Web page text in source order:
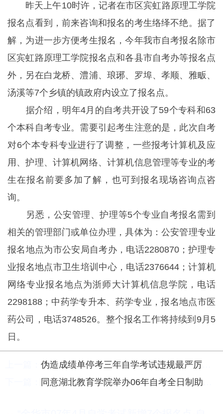
昨天上午10时许，记者在市区宾虹路原理工学院
报名点看到，前来咨询和报名的考生络绎不绝。据了
解，为进一步方便考生报名，今年我市自考报名除市
区宾虹路原理工学院报名点和各县市自考办等报名点
外，另在白龙桥、澧浦、琅琊、罗埠、孝顺、雅畈、
汤溪等7个乡镇的镇政府内设立了报名点。
据介绍，明年4月的自考共开设了59个专科和63
个本科自考专业。需要引起考生注意的是，此次自考
对6个本专科专业进行了调整，一些报考计算机及应
用、护理、计算机网络、计算机信息管理等专业的考
生在报名前要多加了解，也可到报名现场咨询点咨
询。
另悉，公安管理、护理等5个专业自考报名需到
相关的管理部门或单位办理，具体为：公安管理专业
报名地点为市公安局自考办，电话2280870；护理专
业报名地点市卫生培训中心，电话2376644；计算机
网络专业报名地点为浙师大计算机信息学院，电话
2298188；中药学专升本、药学专业，报名地点市医
药公司，电话3748526。整个报名工作将持续到9月5
日。
伪造成绩单停考三年自学考试违规最严厉处罚-自考
同意湖北教育学院举办06年自考全日制助学班通知-自考